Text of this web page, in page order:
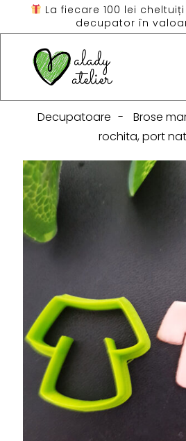
La fiecare 100 lei
decupator în
Decupatoare - Brose
rochita, port